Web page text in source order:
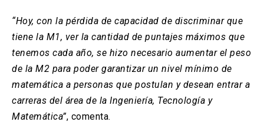
“Hoy, con la pérdida de capacidad de discriminar que
tiene la M1, ver la cantidad de puntajes máximos que
tenemos cada año, se hizo necesario aumentar el peso
de la M2 para poder garantizar un nivel mínimo de
matemática a personas que postulan y desean entrar a
carreras del área de la Ingeniería, Tecnología y
Matemática”, comenta.